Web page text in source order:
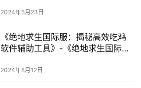
2024年5月23日
《绝地求生国际服：揭秘高效吃鸡
软件辅助工具》-《绝地求生国际
软件提升吃鸡技巧》
2024年8月12日